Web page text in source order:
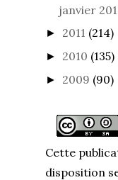
janvier
► 2011 (214)
► 2010 (135)
► 2009 (90)
Cette
disposition